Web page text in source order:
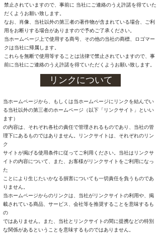
禁止されていますので、事前に 当社にご連絡のうえ許諾を得ていた
だくようお願い致します。
なお、肖像、当社以外の第三者の著作物が含まれている場合、ご利
用をお断りする場合がありますので予めご了承ください。
当ホームページ上で使用する商号、その他の当社の商標、ロゴマー
クは当社に帰属します。
これらを無断で使用等することは法律で禁止されていますので、事
前に当社にご連絡のうえ許諾を得ていただくようお願い致します。
リンクについて
当ホームページから、もしくは当ホームページにリンクを結んでい
る当社以外の第三者のホームページ（以下「リンクサイト」といい
ます）
の内容は、それぞれ各社の責任で管理されるものであり、当社の管
理下にあるものではありません。リンクサイトは、それぞれのリン
ク
サイトが掲げる使用条件に従ってご利用ください。当社はリンクサ
イトの内容について、また、お客様がリンクサイトをご利用になっ
た
ことにより生じたいかなる損害についても一切責任を負うものであ
りません。
当ホームページからのリンクは、当社がリンクサイトの利用や、掲
載されている商品、サービス、会社等を推奨することを意味するも
の
ではありません。また、当社とリンクサイトの間に提携などの特別
な関係があるということを意味するものではありません。